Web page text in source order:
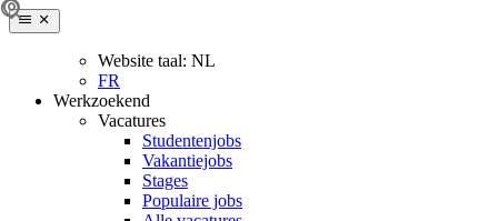
Website taal: NL
FR
Werkzoekend
Vacatures
Studentenjobs
Vakantiejobs
Stages
Populaire jobs